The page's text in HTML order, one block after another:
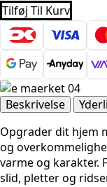
Tilføj Til Kurv
Beskrivelse
Opgrader dit hjem
og
varme og karakter.
slid, pletter og